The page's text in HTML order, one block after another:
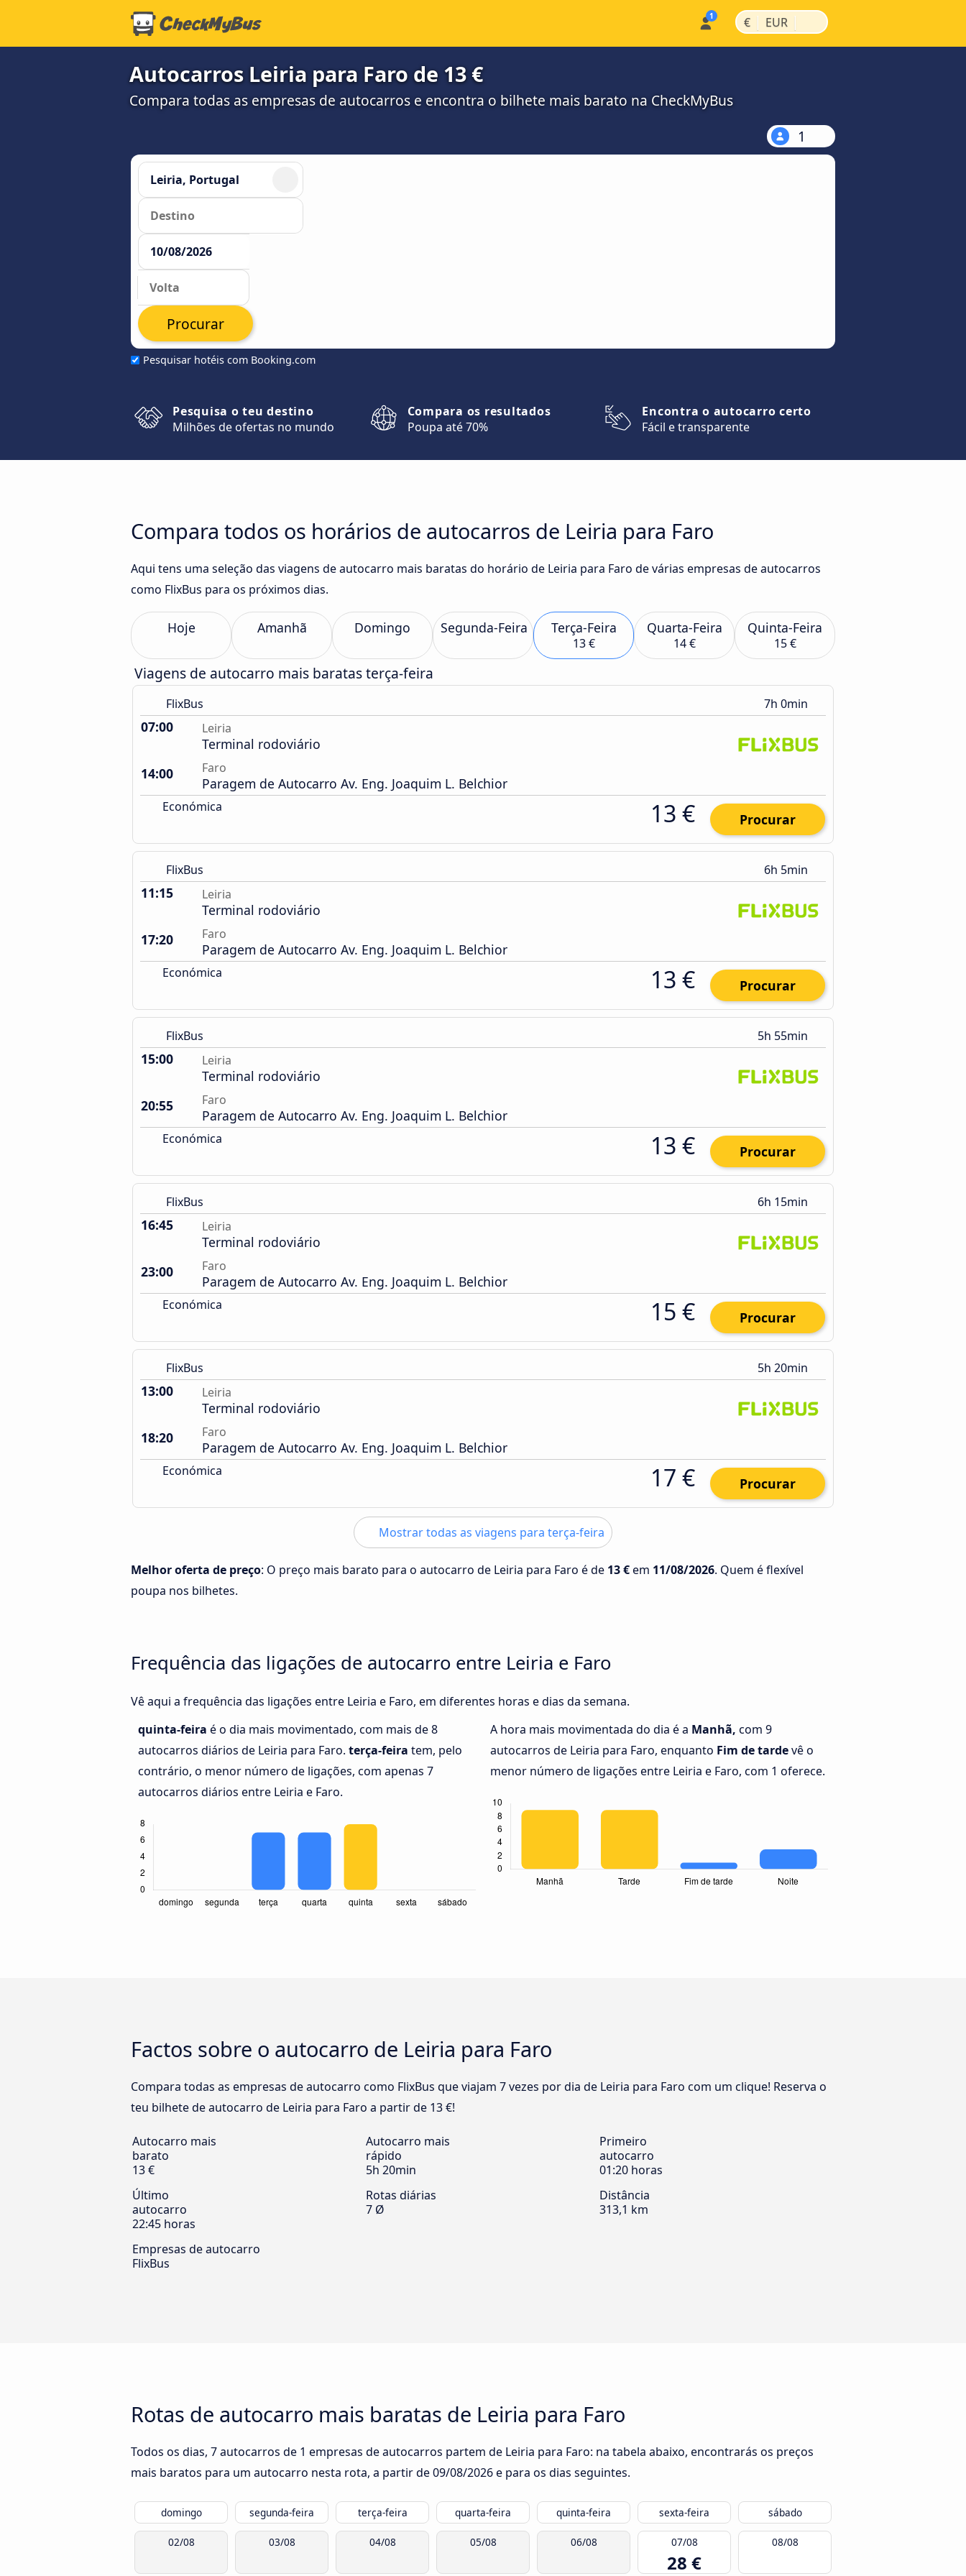
€ | EUR |
Autocarros Leiria para Faro de 13 €
Compara todas as empresas de autocarros e encontra o bilhete mais barato na CheckMyBus
1
Pesquisar hotéis com Booking.com
Procurar
Pesquisa o teu destino
Milhões de ofertas no mundo
Compara os resultados
Poupa até 70%
Encontra o autocarro certo
Fácil e transparente
Compara todos os horários de autocarros de Leiria para Faro
Aqui tens uma seleção das viagens de autocarro mais baratas do horário de Leiria para Faro de várias empresas de autocarros
como FlixBus para os próximos dias.
Hoje Amanhã Domingo Segunda-Feira Terça-Feira
13 €
Quarta-Feira
14 €
Quinta-Feira
15 €
Viagens de autocarro mais baratas terça-feira
FlixBus 7h 0min
07:00 Leiria
Terminal rodoviário
14:00
Faro
Paragem de Autocarro Av. Eng. Joaquim L. Belchior
Económica 13 € Procurar
FlixBus 6h 5min
11:15 Leiria
Terminal rodoviário
17:20
Faro
Paragem de Autocarro Av. Eng. Joaquim L. Belchior
Económica 13 € Procurar
FlixBus 5h 55min
15:00 Leiria
Terminal rodoviário
20:55
Faro
Paragem de Autocarro Av. Eng. Joaquim L. Belchior
Económica 13 € Procurar
FlixBus 6h 15min
16:45 Leiria
Terminal rodoviário
23:00
Faro
Paragem de Autocarro Av. Eng. Joaquim L. Belchior
Económica 15 € Procurar
FlixBus 5h 20min
13:00 Leiria
Terminal rodoviário
18:20
Faro
Paragem de Autocarro Av. Eng. Joaquim L. Belchior
Económica 17 € Procurar
Mostrar todas as viagens para terça-feira
Melhor oferta de preço: O preço mais barato para o autocarro de Leiria para Faro é de 13 €em 11/08/2026. Quem é flexível
poupa nos bilhetes.
Frequência das ligações de autocarro entre Leiria e Faro
Vê aqui a frequência das ligações entre Leiria e Faro, em diferentes horas e dias da semana.
quinta-feira é o dia mais movimentado, com mais de 8
autocarros diários de Leiria para Faro. terça-feira tem, pelo
contrário, o menor número de ligações, com apenas 7
autocarros diários entre Leiria e Faro.
A hora mais movimentada do dia é a Manhã, com 9
autocarros de Leiria para Faro, enquanto Fim de tardevê o
menor número de ligações entre Leiria e Faro, com 1 oferece.
Factos sobre o autocarro de Leiria para Faro
Compara todas as empresas de autocarro como FlixBus que viajam 7 vezes por dia de Leiria para Faro com um clique! Reserva o
teu bilhete de autocarro de Leiria para Faro a partir de 13 €!
Autocarro mais
barato
13 €
Autocarro mais
rápido
5h 20min
Primeiro
autocarro
01:20 horas
Último
autocarro
22:45 horas
Rotas diárias
7 Ø
Distância
313,1 km
Empresas de autocarro
FlixBus
Rotas de autocarro mais baratas de Leiria para Faro
Todos os dias, 7 autocarros de 1 empresas de autocarros partem de Leiria para Faro: na tabela abaixo, encontrarás os preços
mais baratos para um autocarro nesta rota, a partir de09/08/2026e para os dias seguintes.
domingo segunda-feira terça-feira quarta-feira quinta-feira sexta-feira sábado
02/08 03/08 04/08 05/08 06/08 07/08
28 €
08/08